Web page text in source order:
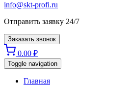
info@skt-profi.ru
Отправить заявку 24/7
Заказать звонок
0.00 ₽
Toggle navigation
Главная